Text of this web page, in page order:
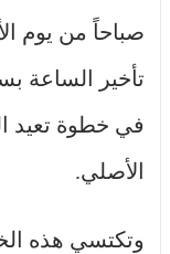
تأخير الساعة
في خطوة تعيد
الأصلي.
وتكتسي هذه